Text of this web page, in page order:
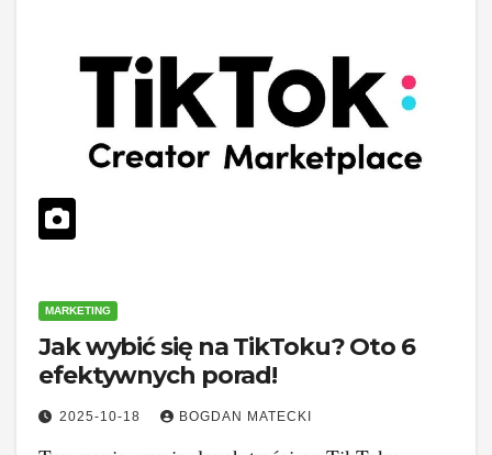
MARKETING
Jak wybić się na TikToku? Oto 6
efektywnych porad!
2025-10-18 BOGDAN MATECKI